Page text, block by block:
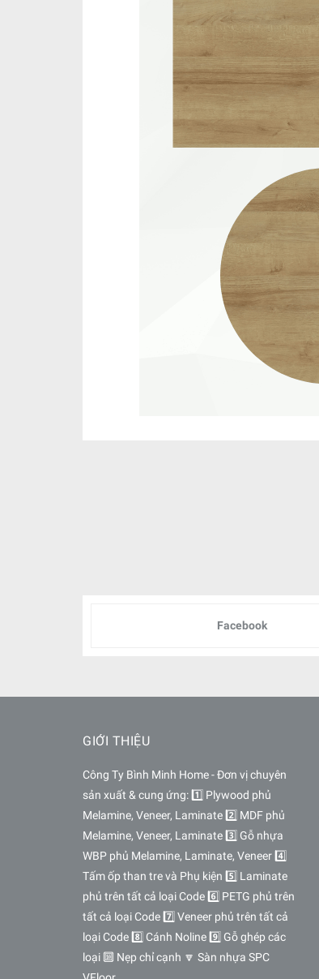
Facebook
GIỚI THIỆU
Công Ty Bình Minh Home - Đơn vị chuyên
sản xuất & cung ứng: 1️⃣ Plywood phủ
Melamine, Veneer, Laminate 2️⃣ MDF phủ
Melamine, Veneer, Laminate 3️⃣ Gỗ nhựa
WBP phủ Melamine, Laminate, Veneer 4️⃣
Tấm ốp than tre và Phụ kiện 5️⃣ Laminate
phủ trên tất cả loại Code 6️⃣ PETG phủ trên
tất cả loại Code 7️⃣ Veneer phủ trên tất cả
loại Code 8️⃣ Cánh Noline 9️⃣ Gỗ ghép các
loại 🔟 Nẹp chỉ cạnh 🔽 Sàn nhựa SPC